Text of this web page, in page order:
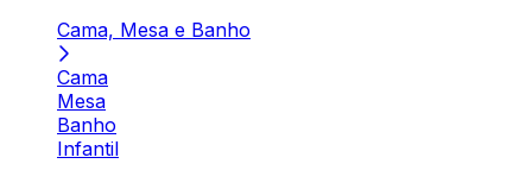
Cama, Mesa e Banho
Cama
Mesa
Banho
Infantil